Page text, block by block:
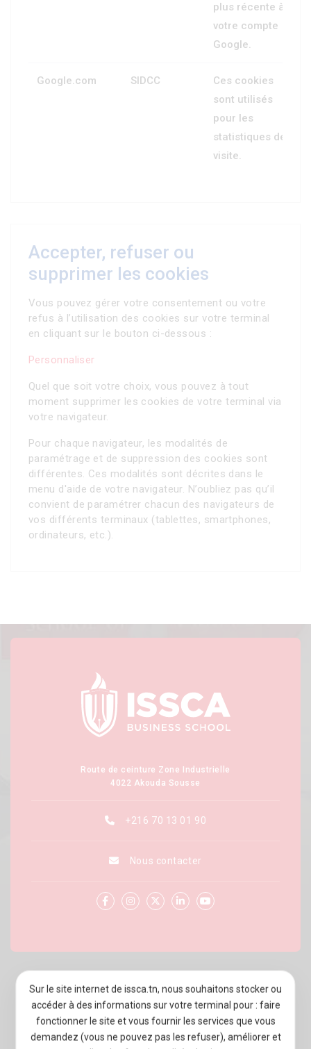
plus récente à
votre compte
Google.
Google.com SIDCC
Ces cookies
sont utilisés
pour les
statistiques de
visite.
Accepter, refuser ou
supprimer les cookies
Vous pouvez gérer votre consentement ou votre
refus à l’utilisation des cookies sur votre terminal
en cliquant sur le bouton ci-dessous :
Personnaliser
Quel que soit votre choix, vous pouvez à tout
moment supprimer les cookies de votre terminal via
votre navigateur.
Pour chaque navigateur, les modalités de
paramétrage et de suppression des cookies sont
différentes. Ces modalités sont décrites dans le
menu d'aide de votre navigateur. N’oubliez pas qu’il
convient de paramétrer chacun des navigateurs de
vos différents terminaux (tablettes, smartphones,
ordinateurs, etc.).
Sur le site internet de issca.tn, nous souhaitons stocker ou
accéder à des informations sur votre terminal pour : faire
fonctionner le site et vous fournir les services que vous
demandez (vous ne pouvez pas les refuser), améliorer et
PROGRAMMES
ADMISSION
Route de ceinture Zone Industrielle
4022 Akouda Sousse
+216 70 13 01 90
Nous contacter